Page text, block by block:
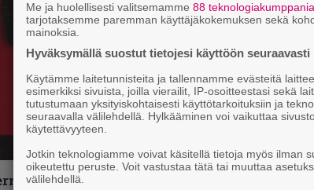
uutiskirje ja tiedät mistä kahvitauolla
Me ja huolellisesti valitsemamme 88 teknologiakumppania
tarjotaksemme paremman käyttäjäkokemuksen sekä
mainoksia.
Hyväksymällä suostut tietojesi käyttöön seuraavasti
Käytämme laitetunnisteita ja tallennamme evästeitä
esimerkiksi sivuista, joilla vierailit, IP-osoitteestasi sekä
tutustumaan yksityiskohtaisesti käyttötarkoituksiin ja
seuraavalla välilehdellä. Hylkääminen voi vaikuttaa
käytettävyyteen.
Jotkin teknologiamme voivat käsitellä tietoja myös ilman
oikeutettu peruste. Voit vastustaa tätä tai muuttaa
välilehdellä.